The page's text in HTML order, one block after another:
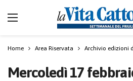
Home Area Riservata Archivio edizioni
Mercoledì 17